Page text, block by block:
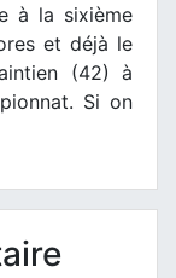
à la sixième
et déjà le
(42) à
Si on